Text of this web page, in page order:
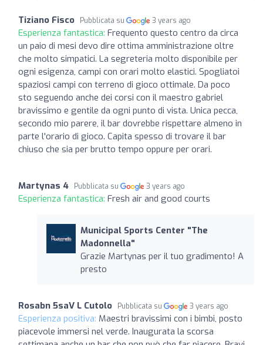
Tiziano Fisco Pubblicata su 3 years ago
Esperienza fantastica: Frequento questo centro da circa
un paio di mesi devo dire ottima amministrazione oltre
che molto simpatici. La segreteria molto disponibile per
ogni esigenza, campi con orari molto elastici. Spogliatoi
spaziosi campi con terreno di gioco ottimale. Da poco
sto seguendo anche dei corsi con il maestro gabriel
bravissimo e gentile da ogni punto di vista. Unica pecca,
secondo mio parere, il bar dovrebbe rispettare almeno in
parte l'orario di gioco. Capita spesso di trovare il bar
chiuso che sia per brutto tempo oppure per orari.
Martynas 4 Pubblicata su 3 years ago
Esperienza fantastica: Fresh air and good courts
Municipal Sports Center "The
Madonnella"
Grazie Martynas per il tuo gradimento! A
presto
Rosabn 5saV L Cutolo Pubblicata su 3 years ago
Esperienza positiva: Maestri bravissimi con i bimbi, posto
piacevole immersi nel verde. Inaugurata la scorsa